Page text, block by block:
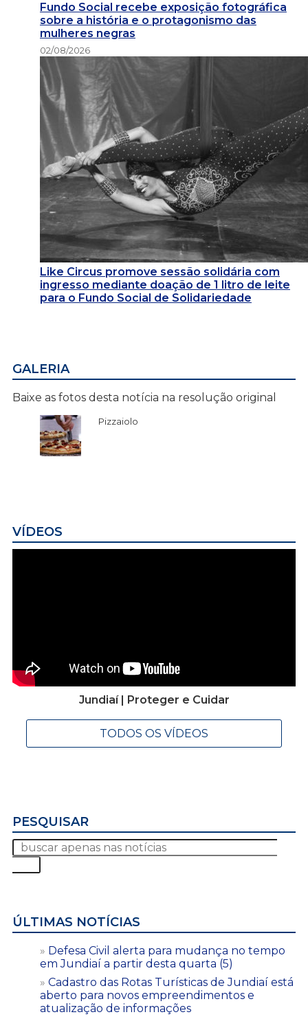
Fundo Social recebe exposição fotográfica
sobre a história e o protagonismo das
mulheres negras
02/08/2026
Like Circus promove sessão solidária com
ingresso mediante doação de 1 litro de leite
para o Fundo Social de Solidariedade
GALERIA
Baixe as fotos desta notícia na resolução original
Pizzaiolo
VÍDEOS
Jundiaí | Proteger e Cuidar
TODOS OS VÍDEOS
PESQUISAR
ÚLTIMAS NOTÍCIAS
Defesa Civil alerta para mudança no tempo
em Jundiaí a partir desta quarta (5)
Cadastro das Rotas Turísticas de Jundiaí está
aberto para novos empreendimentos e
atualização de informações